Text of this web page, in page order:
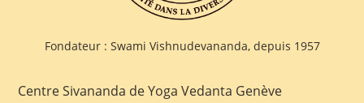
Fondateur : Swami Vishnudevananda, depuis 1957
Centre Sivananda de Yoga Vedanta Genève